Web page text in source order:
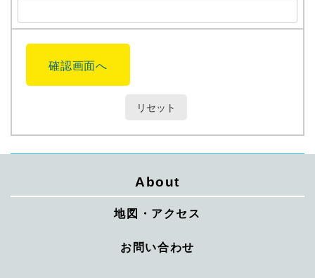
About
地図・アクセス
お問い合わせ